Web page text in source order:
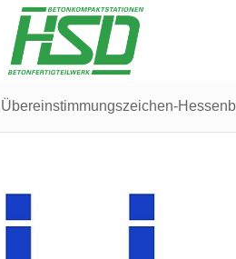
Übereinstimmungszeichen-